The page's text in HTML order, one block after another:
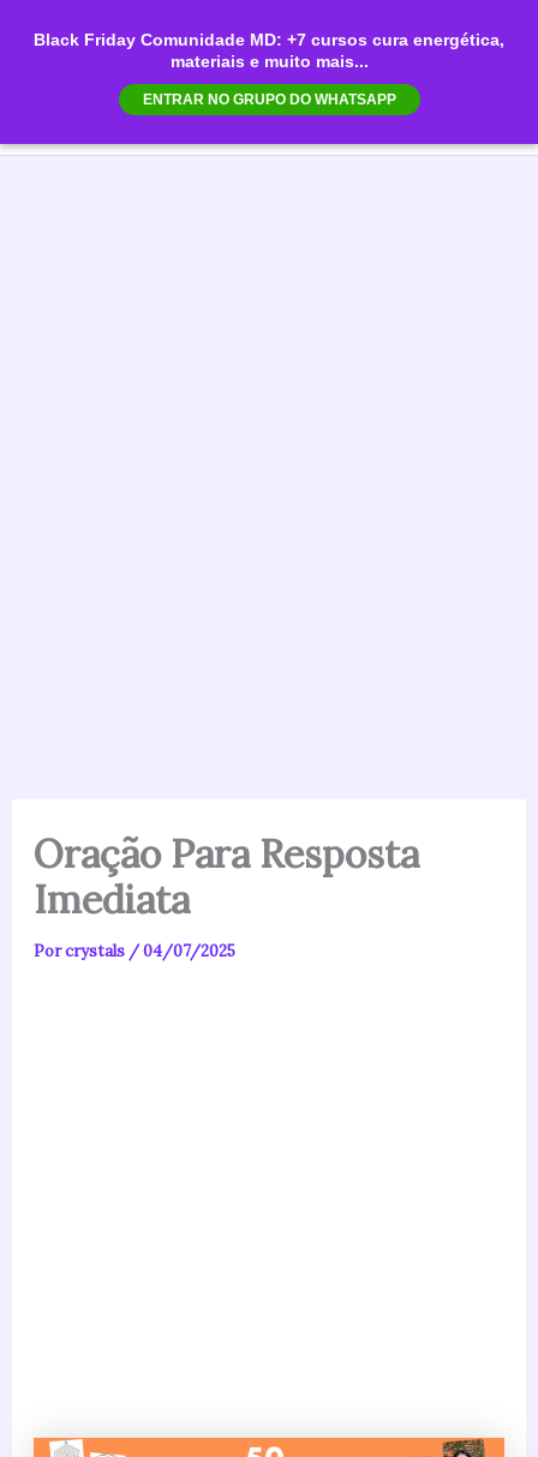
Black Friday Comunidade MD: +7 cursos cura energética,
materiais e muito mais...
ENTRAR NO GRUPO DO WHATSAPP
para
Oração Para Resposta
Imediata
Porcrystals /04/07/2025